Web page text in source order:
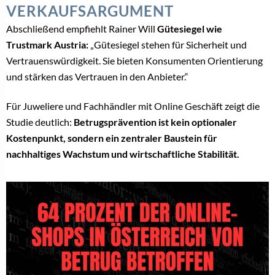
VERKAUFSARGUMENT
Abschließend empfiehlt Rainer Will Gütesiegel wie
Trustmark Austria: „Gütesiegel stehen für Sicherheit und
Vertrauenswürdigkeit. Sie bieten Konsumenten Orientierung
und stärken das Vertrauen in den Anbieter.“
Für Juweliere und Fachhändler mit Online Geschäft zeigt die
Studie deutlich: Betrugsprävention ist kein optionaler
Kostenpunkt, sondern ein zentraler Baustein für
nachhaltiges Wachstum und wirtschaftliche Stabilität.